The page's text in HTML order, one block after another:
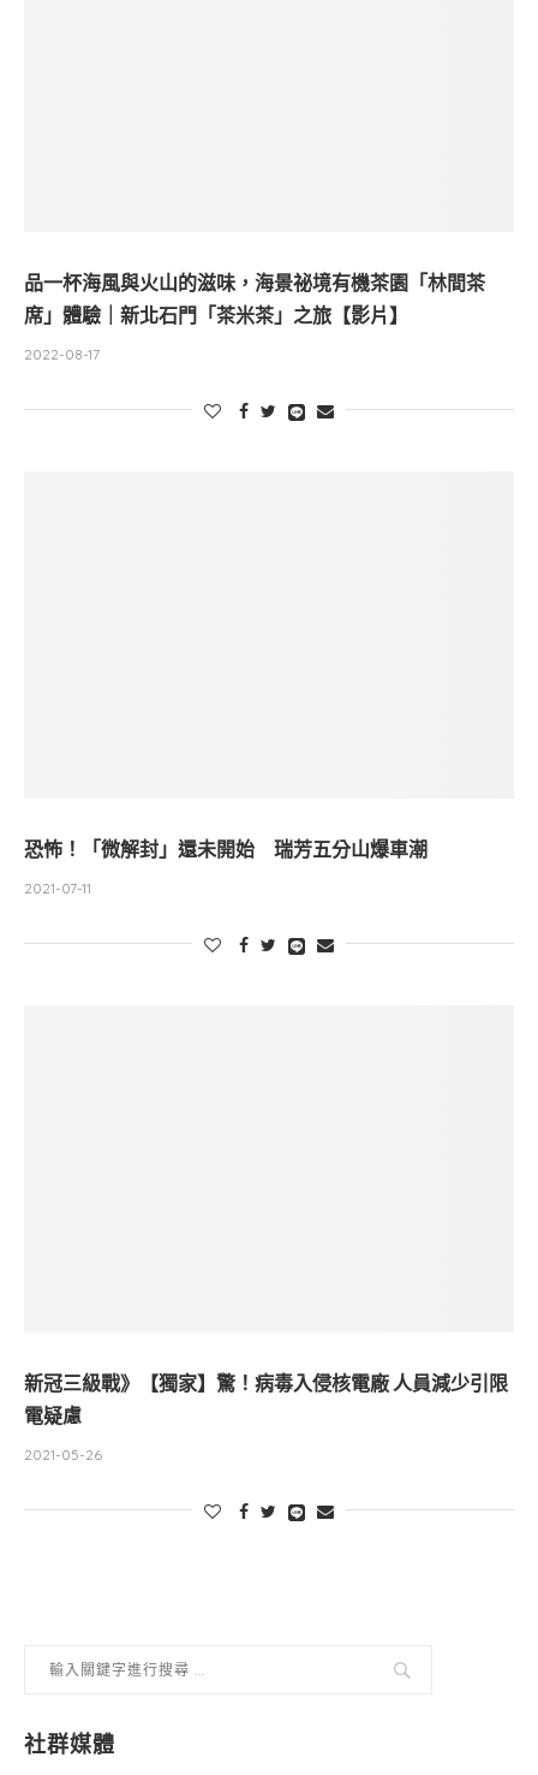
品一杯海風與火山的滋味，海景祕境有機茶園「林間茶
席」體驗｜新北石門「茶米茶」之旅【影片】
2022-08-17
恐怖！「微解封」還未開始 瑞芳五分山爆車潮
2021-07-11
新冠三級戰》【獨家】驚！病毒入侵核電廠 人員減少引限
電疑慮
2021-05-26
社群媒體